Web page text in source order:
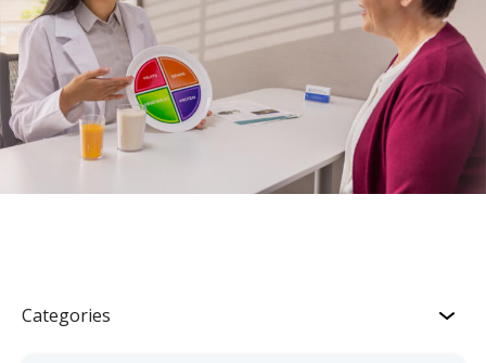
Categories